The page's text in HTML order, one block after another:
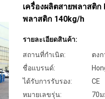
เครื่องผลิตสายพลาสติก
พลาสติก 140kg/h
รายละเอียดสินค้า:
สถานที่กำเนิด:
ตง
ชื่อแบรนด์:
ได้รับการรับรอง:
CE
หมายเลขรุ่น:
70